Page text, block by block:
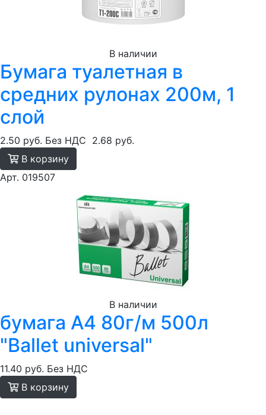
В наличии
Бумага туалетная в
средних рулонах 200м, 1
слой
2.50 руб. Без НДС 2.68 руб.
В корзину
Арт. 019507
В наличии
бумага A4 80г/м 500л
"Ballet universal"
11.40 руб. Без НДС
В корзину